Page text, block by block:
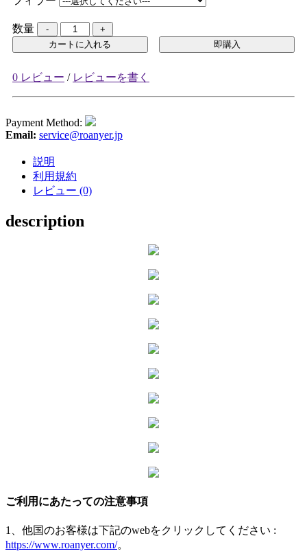
数量
カートに入れる 即購入
0 レビュー / レビューを書く
Payment Method:
Email: service@roanyer.jp
説明
利用規約
レビュー (0)
description
ご利用にあたっての注意事項
1、他国のお客様は下記のwebをクリックしてください :
https://www.roanyer.com/。